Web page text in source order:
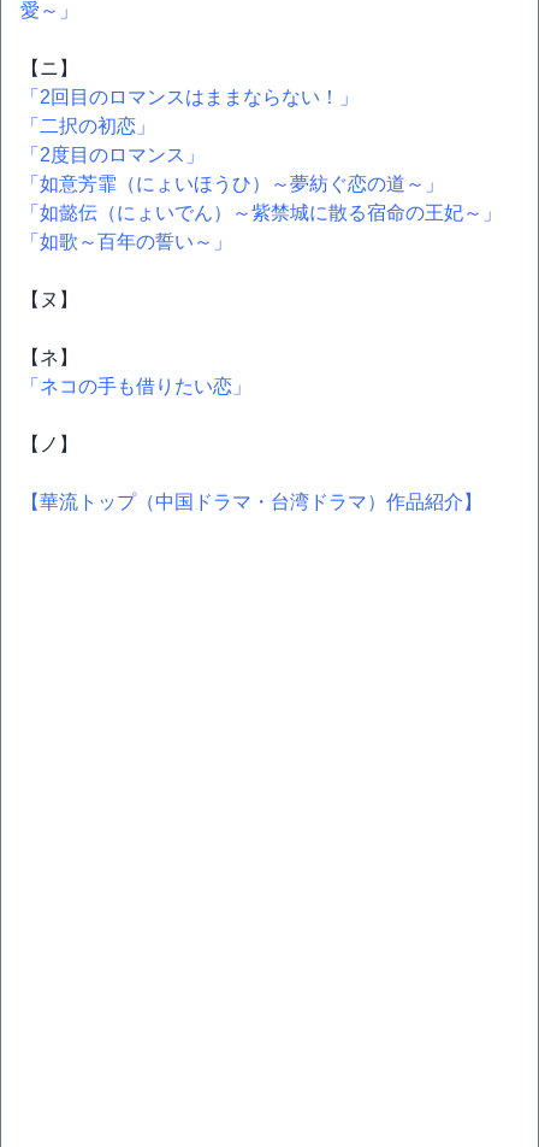
愛～」
【ニ】
「2回目のロマンスはままならない！」
「二択の初恋」
「2度目のロマンス」
「如意芳霏（にょいほうひ）～夢紡ぐ恋の道～」
「如懿伝（にょいでん）～紫禁城に散る宿命の王妃～」
「如歌～百年の誓い～」
【ヌ】
【ネ】
「ネコの手も借りたい恋」
【ノ】
【華流トップ（中国ドラマ・台湾ドラマ）作品紹介】